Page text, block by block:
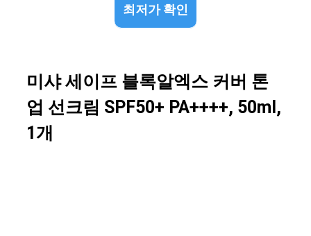
최저가 확인
미샤 세이프 블록알엑스 커버 톤
업 선크림 SPF50+ PA++++, 50ml,
1개